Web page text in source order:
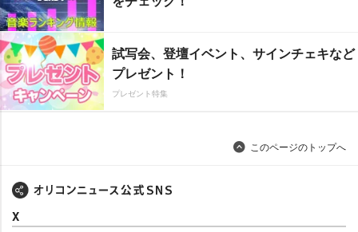
試写会、登壇イベント、サインチェキなど
プレゼント！
プレゼント特集
このページのトップへ
X